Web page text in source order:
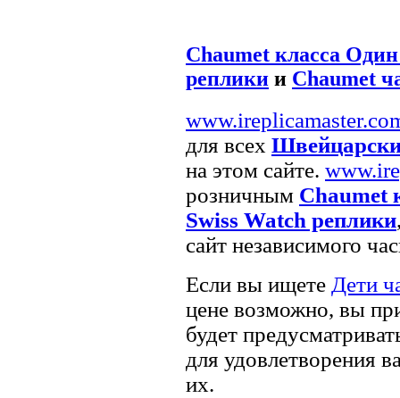
Chaumet класса
реплики и Chaumet
для всех
на этом сайте.
розничным Chaumet
Swiss Watch реплики
сайт независимого
Если вы ищете Дети
цене возможно, вы
будет
для удовлетворения
их.